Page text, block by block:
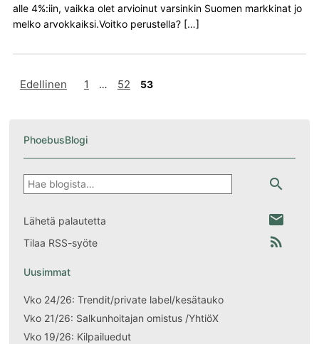
alle 4%:iin, vaikka olet arvioinut varsinkin Suomen markkinat jo
melko arvokkaiksi.Voitko perustella? […]
Artikkelien
Edellinen 1 … 52 53
PhoebusBlogi
Hae
search
Lähetä palautetta email
Tilaa RSS-syöte rss_feed
Uusimmat
Vko 24/26: Trendit/private label/kesätauko
Vko 21/26: Salkunhoitajan omistus /YhtiöX
Vko 19/26: Kilpailuedut